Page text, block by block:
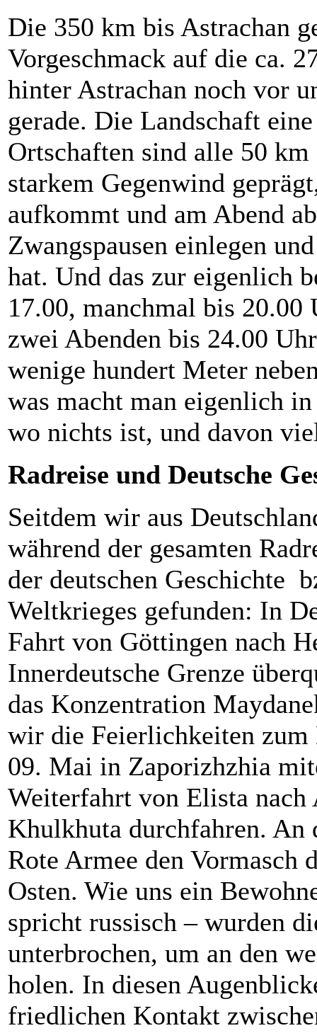
Die 350 km bis Astrachan
Vorgeschmack auf die ca.
hinter Astrachan noch vor
gerade. Die Landschaft
Ortschaften sind alle 50
starkem Gegenwind
aufkommt und am Abend
Zwangspausen einlegen
hat. Und das zur eigenlich
17.00, manchmal bis 20.00
zwei Abenden bis 24.00
wenige hundert Meter
was macht man eigenlich
wo nichts ist, und davon
Radreise und Deutsche
Seitdem wir aus
während der gesamten
der deutschen Geschichte
Weltkrieges gefunden: In
Fahrt von Göttingen nach
Innerdeutsche Grenze
das Konzentration
wir die Feierlichkeiten zum
09. Mai in Zaporizhzhia
Weiterfahrt von Elista nach
Khulkhuta durchfahren. An
Rote Armee den Vormasch
Osten. Wie uns ein
spricht russisch – wurden
unterbrochen, um an den
holen. In diesen
friedlichen Kontakt